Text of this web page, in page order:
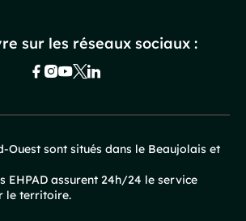
sur les réseaux sociaux :
Ouest sont situés dans le Beaujolais et
EHPAD assurent 24h/24 le service
le territoire.